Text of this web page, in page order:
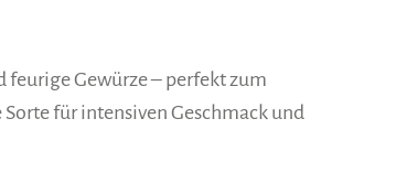
feurige Gewürze – perfekt zum
Sorte für intensiven Geschmack und